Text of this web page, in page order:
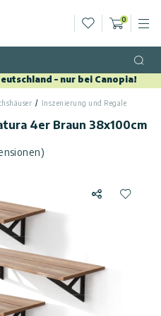
Wunschliste
0
– nur bei Canopia!
Inszenierung und Regale
4er Braun 38x100cm
TeilenZur